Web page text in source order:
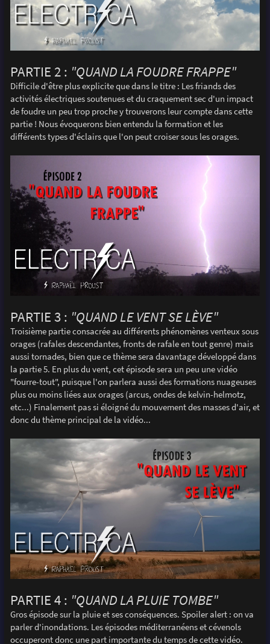
PARTIE 2 : "QUAND LA FOUDRE FRAPPE"
Difficile d'être plus explicite que dans le titre : Les friands des
activités électriques soutenues et du craquement sec d'un impact
de foudre un peu trop proche y trouverons leur compte dans cette
partie ! Nous évoquerons bien entendu la formation et les
différents types d'éclairs que l'on peut croiser sous les orages.
PARTIE 3 : "QUAND LE VENT SE LÈVE"
Troisième partie consacrée au différents phénomènes venteux sous
orages (rafales descendantes, fronts de rafale en tout genre) mais
aussi tornades, bien que ce thème sera davantage développé dans
la partie 5. En plus du vent, cet épisode sera un peu une vidéo
"fourre-tout", puisque l'on parlera aussi des formations nuageuses
plus ou moins liées aux orages (arcus, ondes de kelvin-helmotz,
etc...) Finalement pas si éloigné du mouvement des masses d'air, et
donc du thème principal de la vidéo...
PARTIE 4 : "QUAND LA PLUIE TOMBE"
Gros épisode sur la pluie et ses conséquences. Spoiler alert : on va
parler d'inondations. Les épisodes méditerranéens et cévenols
occuperont donc une part importante du temps de cette vidéo.